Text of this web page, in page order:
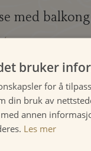
med balkong
med balkong
bruker
for å
din bruk av
annen
Les mer